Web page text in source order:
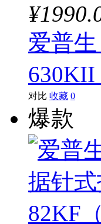
爱普
630KII
对比 收藏 0
爆款